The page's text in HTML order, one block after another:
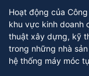
Hoạt động của
khu vực kinh doanh
thuật xây dựng, kỹ
trong những nhà
hệ thống máy móc